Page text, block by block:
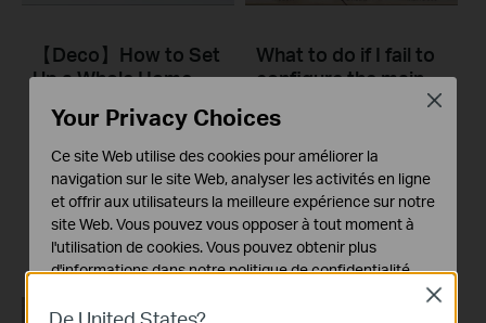
【Deco】How to Set
Up a Whole Home
(Take Deco BE95 as
Example)
What to do if I fail to
configure the main
Deco and get stuck
on “Testing Internet
Connection”?
This video provides you with solutions when you fail to configure the main Deco and get stuck on the step ” Testing Internet Connection”.
Plus
De United States?
Close
Your Privacy Choices
Ce site Web utilise des cookies pour améliorer la
navigation sur le site Web, analyser les activités en ligne
et offrir aux utilisateurs la meilleure expérience sur notre
site Web. Vous pouvez vous opposer à tout moment à
l'utilisation de cookies. Vous pouvez obtenir plus
d'informations dans notrepolitique de confidentialité.
Close